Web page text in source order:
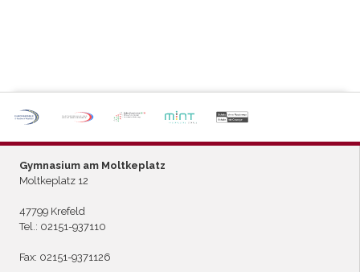
ARTNERSCHULE DES
Gymnasium am Moltkeplatz
Moltkeplatz 12
47799 Krefeld
Tel.: 02151-937110
Fax: 02151-9371126